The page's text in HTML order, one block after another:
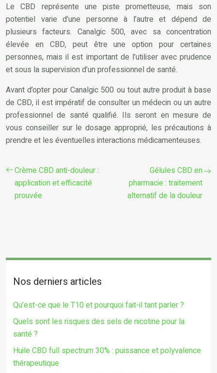
Le CBD représente une piste prometteuse, mais son
potentiel varie d’une personne à l’autre et dépend de
plusieurs facteurs. Canalgic 500, avec sa concentration
élevée en CBD, peut être une option pour certaines
personnes, mais il est important de l’utiliser avec prudence
et sous la supervision d’un professionnel de santé.
Avant d’opter pour Canalgic 500 ou tout autre produit à base
de CBD, il est impératif de consulter un médecin ou un autre
professionnel de santé qualifié. Ils seront en mesure de
vous conseiller sur le dosage approprié, les précautions à
prendre et les éventuelles interactions médicamenteuses.
Crème CBD anti-douleur :
application et efficacité
prouvée
Gélules CBD en
pharmacie : traitement
alternatif de la douleur
Nos derniers articles
Qu’est-ce que le T10 et pourquoi fait-il tant parler ?
Quels sont les risques des sels de nicotine pour la
santé ?
Huile CBD full spectrum 30% : puissance et polyvalence
thérapeutique